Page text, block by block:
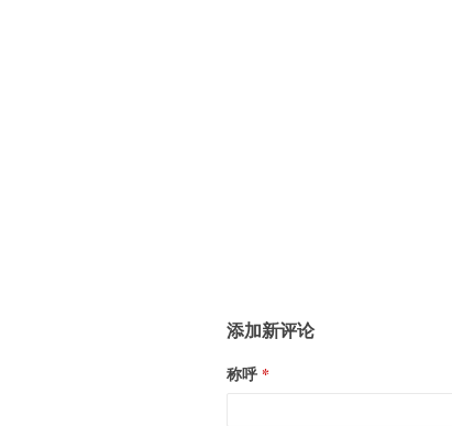
添加新评论
称呼